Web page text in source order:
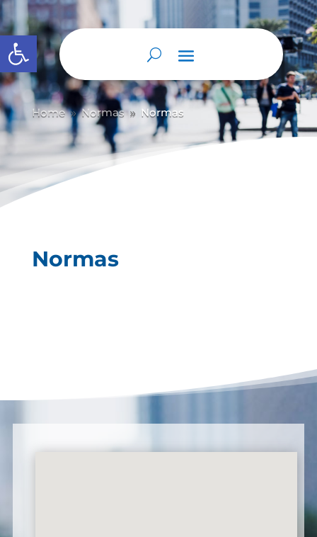
Abrir barra de herramientas
Home 9 Normas 9 Normas
Normas